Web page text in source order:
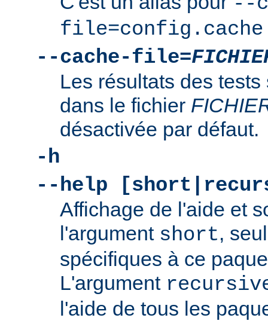
file=config.cache
--cache-file=
Les résultats des
dans le fichier
désactivée par défaut.
-h
--help
Affichage de l'aide et
l'argument short,
spécifiques à ce
L'argument
l'aide de tous les